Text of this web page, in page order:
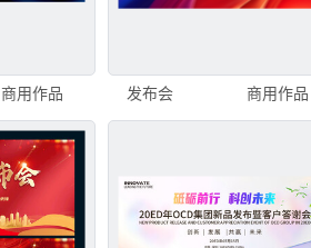
商用作品 发布会 商用作品